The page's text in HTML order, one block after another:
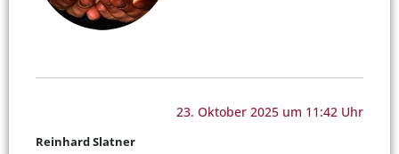
23. Oktober 2025 um 11:42 Uhr
Reinhard Slatner